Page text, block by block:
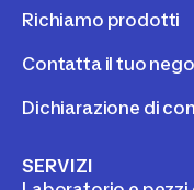
Richiamo prodotti
Contatta il tuo
Dichiarazione di
SERVIZI